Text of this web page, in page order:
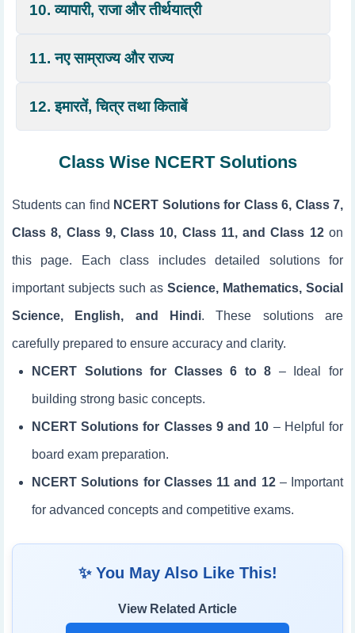
10. व्यापारी, राजा और तीर्थयात्री
11. नए साम्राज्य और राज्य
12. इमारतें, चित्र तथा किताबें
Class Wise NCERT Solutions
Students can find NCERT Solutions for Class 6, Class 7,
Class 8, Class 9, Class 10, Class 11, and Class 12on
this page. Each class includes detailed solutions for
important subjects such as Science, Mathematics, Social
Science, English, and Hindi. These solutions are
carefully prepared to ensure accuracy and clarity.
NCERT Solutions for Classes 6 to 8 – Ideal for
building strong basic concepts.
NCERT Solutions for Classes 9 and 10 – Helpful for
board exam preparation.
NCERT Solutions for Classes 11 and 12– Important
for advanced concepts and competitive exams.
✨ You May Also Like This!
View Related Article